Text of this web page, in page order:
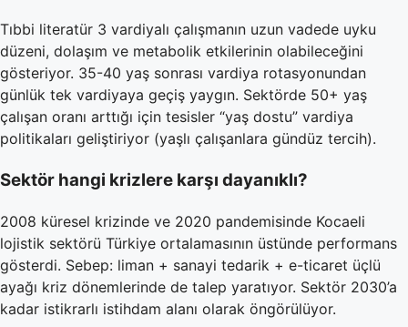
Tıbbi literatür 3 vardiyalı çalışmanın uzun vadede uyku
düzeni, dolaşım ve metabolik etkilerinin olabileceğini
gösteriyor. 35-40 yaş sonrası vardiya rotasyonundan
günlük tek vardiyaya geçiş yaygın. Sektörde 50+ yaş
çalışan oranı arttığı için tesisler “yaş dostu” vardiya
politikaları geliştiriyor (yaşlı çalışanlara gündüz tercih).
Sektör hangi krizlere karşı dayanıklı?
2008 küresel krizinde ve 2020 pandemisinde Kocaeli
lojistik sektörü Türkiye ortalamasının üstünde performans
gösterdi. Sebep: liman + sanayi tedarik + e-ticaret üçlü
ayağı kriz dönemlerinde de talep yaratıyor. Sektör 2030’a
kadar istikrarlı istihdam alanı olarak öngörülüyor.